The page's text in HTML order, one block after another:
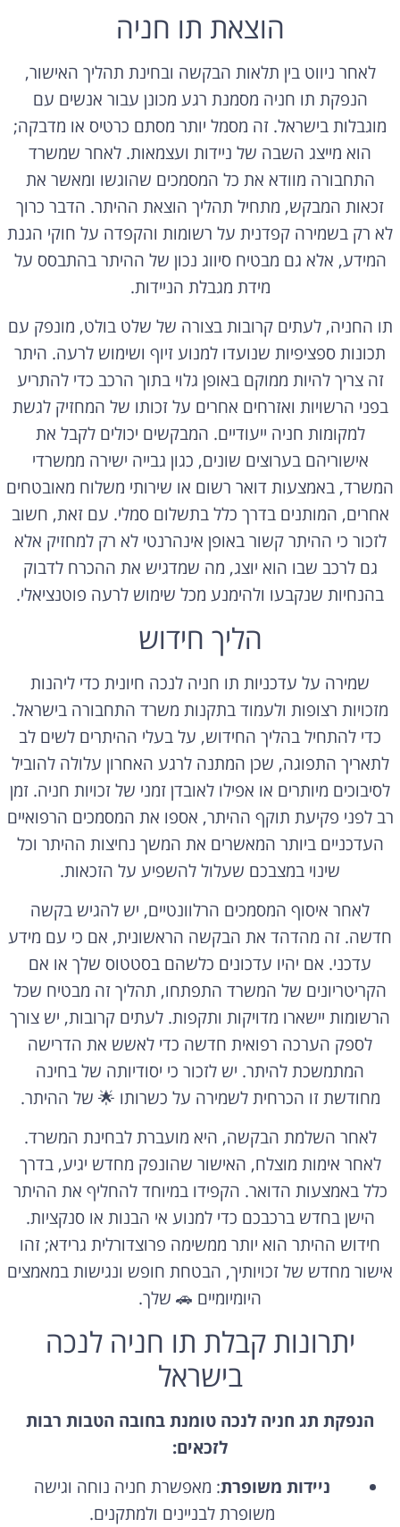
הוצאת תו חניה
לאחר ניווט בין תלאות הבקשה ובחינת תהליך האישור,
הנפקת תו חניה מסמנת רגע מכונן עבור אנשים עם
מוגבלות בישראל. זה מסמל יותר מסתם כרטיס או מדבקה;
הוא מייצג השבה של ניידות ועצמאות. לאחר שמשרד
התחבורה מוודא את כל המסמכים שהוגשו ומאשר את
זכאות המבקש, מתחיל תהליך הוצאת ההיתר. הדבר כרוך
לא רק בשמירה קפדנית על רשומות והקפדה על חוקי הגנת
המידע, אלא גם מבטיח סיווג נכון של ההיתר בהתבסס על
מידת מגבלת הניידות.
תו החניה, לעתים קרובות בצורה של שלט בולט, מונפק עם
תכונות ספציפיות שנועדו למנוע זיוף ושימוש לרעה. היתר
זה צריך להיות ממוקם באופן גלוי בתוך הרכב כדי להתריע
בפני הרשויות ואזרחים אחרים על זכותו של המחזיק לגשת
למקומות חניה ייעודיים. המבקשים יכולים לקבל את
אישוריהם בערוצים שונים, כגון גבייה ישירה ממשרדי
המשרד, באמצעות דואר רשום או שירותי משלוח מאובטחים
אחרים, המותנים בדרך כלל בתשלום סמלי. עם זאת, חשוב
לזכור כי ההיתר קשור באופן אינהרנטי לא רק למחזיק אלא
גם לרכב שבו הוא יוצג, מה שמדגיש את ההכרח לדבוק
בהנחיות שנקבעו ולהימנע מכל שימוש לרעה פוטנציאלי.
הליך חידוש
שמירה על עדכניות תו חניה לנכה חיונית כדי ליהנות
מזכויות רצופות ולעמוד בתקנות משרד התחבורה בישראל.
כדי להתחיל בהליך החידוש, על בעלי ההיתרים לשים לב
לתאריך התפוגה, שכן המתנה לרגע האחרון עלולה להוביל
לסיבוכים מיותרים או אפילו לאובדן זמני של זכויות חניה. זמן
רב לפני פקיעת תוקף ההיתר, אספו את המסמכים הרפואיים
העדכניים ביותר המאשרים את המשך נחיצות ההיתר וכל
שינוי במצבכם שעלול להשפיע על הזכאות.
לאחר איסוף המסמכים הרלוונטיים, יש להגיש בקשה
חדשה. זה מהדהד את הבקשה הראשונית, אם כי עם מידע
עדכני. אם יהיו עדכונים כלשהם בסטטוס שלך או אם
הקריטריונים של המשרד התפתחו, תהליך זה מבטיח שכל
הרשומות יישארו מדויקות ותקפות. לעתים קרובות, יש צורך
לספק הערכה רפואית חדשה כדי לאשש את הדרישה
המתמשכת להיתר. יש לזכור כי יסודיותה של בחינה
מחודשת זו הכרחית לשמירה על כשרותו 🌟 של ההיתר.
לאחר השלמת הבקשה, היא מועברת לבחינת המשרד.
לאחר אימות מוצלח, האישור שהונפק מחדש יגיע, בדרך
כלל באמצעות הדואר. הקפידו במיוחד להחליף את ההיתר
הישן בחדש ברכבכם כדי למנוע אי הבנות או סנקציות.
חידוש ההיתר הוא יותר ממשימה פרוצדורלית גרידא; זהו
אישור מחדש של זכויותיך, הבטחת חופש ונגישות במאמצים
היומיומיים 🚗 שלך.
יתרונות קבלת תו חניה לנכה
בישראל
הנפקת תג חניה לנכה טומנת בחובה הטבות רבות
לזכאים:
ניידות משופרת: מאפשרת חניה נוחה וגישה
משופרת לבניינים ולמתקנים.